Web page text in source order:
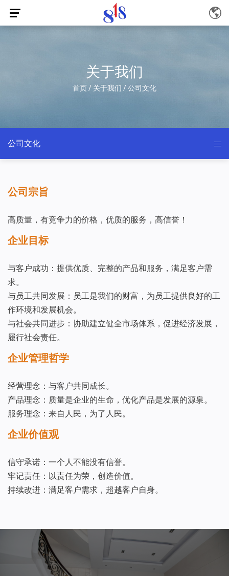
关于我们
首页 / 关于我们 /公司文化
公司文化
公司宗旨
高质量，有竞争力的价格，优质的服务，高信誉！
企业目标
与客户成功：提供优质、完整的产品和服务，满足客户需
求。
与员工共同发展：员工是我们的财富，为员工提供良好的工
作环境和发展机会。
与社会共同进步：协助建立健全市场体系，促进经济发展，
履行社会责任。
企业管理哲学
经营理念：与客户共同成长。
产品理念：质量是企业的生命，优化产品是发展的源泉。
服务理念：来自人民，为了人民。
企业价值观
信守承诺：一个人不能没有信誉。
牢记责任：以责任为荣，创造价值。
持续改进：满足客户需求，超越客户自身。